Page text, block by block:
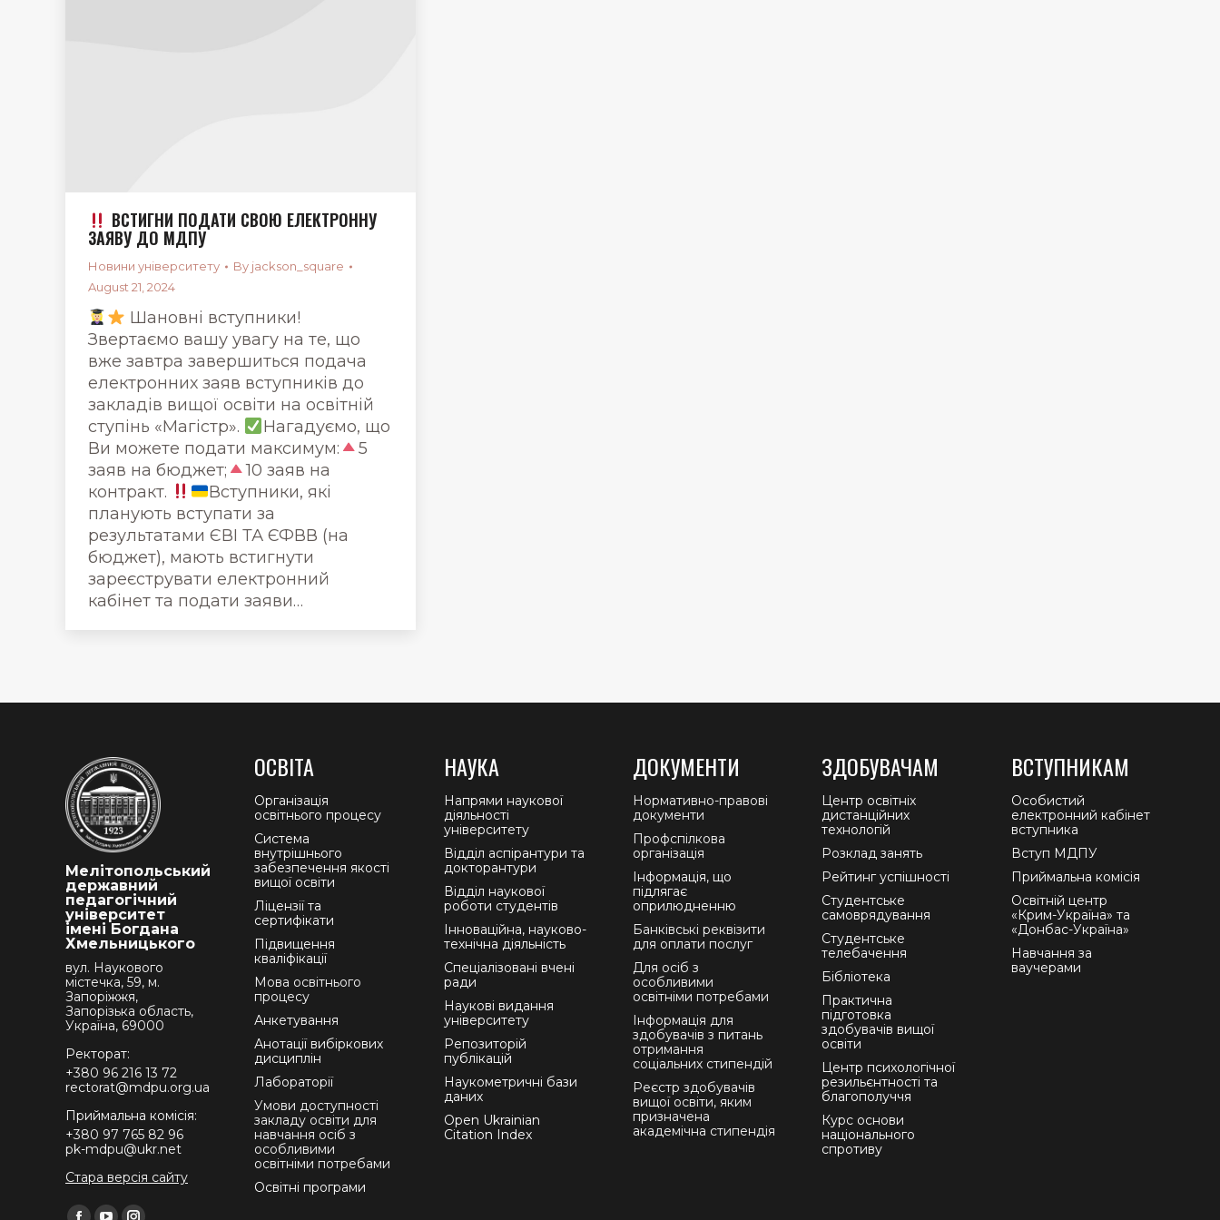
ВСТИГНИ ПОДАТИ СВОЮ ЕЛЕКТРОННУ
ЗАЯВУ ДО МДПУ
Новини університету By jackson_square
August 21, 2024
Шановні вступники!
Звертаємо вашу увагу на те, що
вже завтра завершиться подача
електронних заяв вступників до
закладів вищої освіти на освітній
ступінь «Магістр».
Нагадуємо, що
Ви можете подати максимум:
5
заяв на бюджет;
10 заяв на
контракт.
Вступники, які
планують вступати за
результатами ЄВІ ТА ЄФВВ (на
бюджет), мають встигнути
зареєструвати електронний
кабінет та подати заяви…
Мелітопольський
державний
педагогічний
університет
імені Богдана
Хмельницького
вул. Наукового
містечка, 59, м.
Запоріжжя,
Запорізька область,
Україна, 69000
Ректорат:
+380 96 216 13 72
rectorat@mdpu.org.ua
Приймальна комісія:
+380 97 765 82 96
pk-mdpu@ukr.net
Стара версія сайту
Find us on:
ОСВІТА
Організація
освітнього процесу
Система
внутрішнього
забезпечення якості
вищої освіти
Ліцензії та
сертифікати
Підвищення
кваліфікації
Мова освітнього
процесу
Анкетування
Анотації вибіркових
дисциплін
Лабораторії
Умови доступності
закладу освіти для
навчання осіб з
особливими
освітніми потребами
Освітні програми
НАУКА
Напрями наукової
діяльності
університету
Відділ аспірантури та
докторантури
Відділ наукової
роботи студентів
Інноваційна, науково-
технічна діяльність
Спеціалізовані вчені
ради
Наукові видання
університету
Репозиторій
публікацій
Наукометричні бази
даних
Open Ukrainian
Citation Index
ДОКУМЕНТИ
Нормативно-правові
документи
Профспілкова
організація
Інформація, що
підлягає
оприлюдненню
Банківські реквізити
для оплати послуг
Для осіб з
особливими
освітніми потребами
Інформація для
здобувачів з питань
отримання
соціальних стипендій
Реєстр здобувачів
вищої освіти, яким
призначена
академічна стипендія
ЗДОБУВАЧАМ
Центр освітніх
дистанційних
технологій
Розклад занять
Рейтинг успішності
Студентське
самоврядування
Студентське
телебачення
Бібліотека
Практична
підготовка
здобувачів вищої
освіти
Центр психологічної
резильєнтності та
благополуччя
Курс основи
національного
спротиву
ВСТУПНИКАМ
Особистий
електронний кабінет
вступника
Вступ МДПУ
Приймальна комісія
Освітній центр
«Крим-Україна» та
«Донбас-Україна»
Навчання за
ваучерами